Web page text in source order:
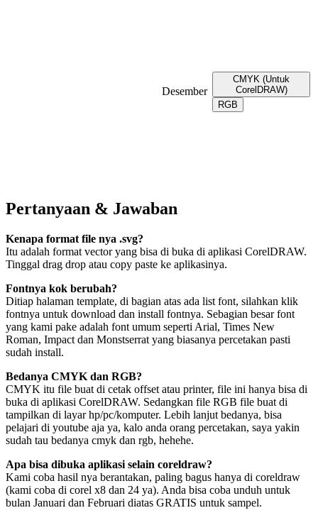
Desember
CMYK (Untuk
CorelDRAW)
RGB
Pertanyaan & Jawaban
Kenapa format file nya .svg?
Itu adalah format vector yang bisa di buka di aplikasi CorelDRAW.
Tinggal drag drop atau copy paste ke aplikasinya.
Fontnya kok berubah?
Ditiap halaman template, di bagian atas ada list font, silahkan klik
fontnya untuk download dan install fontnya. Sebagian besar font
yang kami pake adalah font umum seperti Arial, Times New
Roman, Impact dan Monstserrat yang biasanya percetakan pasti
sudah install.
Bedanya CMYK dan RGB?
CMYK itu file buat di cetak offset atau printer, file ini hanya bisa di
buka di aplikasi CorelDRAW. Sedangkan file RGB file buat di
tampilkan di layar hp/pc/komputer. Lebih lanjut bedanya, bisa
pelajari di youtube aja ya, kalo anda orang percetakan, saya yakin
sudah tau bedanya cmyk dan rgb, hehehe.
Apa bisa dibuka aplikasi selain coreldraw?
Kami coba hasil nya berantakan, paling bagus hanya di coreldraw
(kami coba di corel x8 dan 24 ya). Anda bisa coba unduh untuk
bulan Januari dan Februari diatas GRATIS untuk sampel.